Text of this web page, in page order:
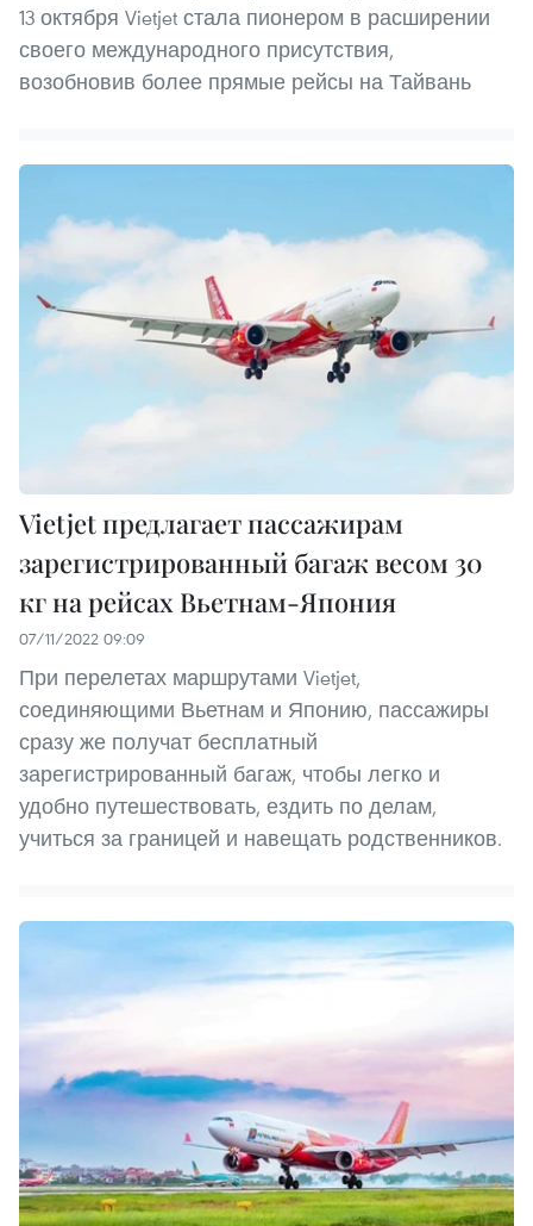
13 октября Vietjet стала пионером в расширении
своего международного присутствия,
возобновив более прямые рейсы на Тайвань
Vietjet предлагает пассажирам
зарегистрированный багаж весом 30
кг на рейсах Вьетнам-Япония
07/11/2022 09:09
При перелетах маршрутами Vietjet,
соединяющими Вьетнам и Японию, пассажиры
сразу же получат бесплатный
зарегистрированный багаж, чтобы легко и
удобно путешествовать, ездить по делам,
учиться за границей и навещать родственников.